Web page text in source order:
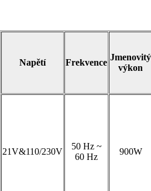
Napětí Frekvence
Jmenovitý
výkon
21V&110/230V
50 Hz ~
60 Hz
900W